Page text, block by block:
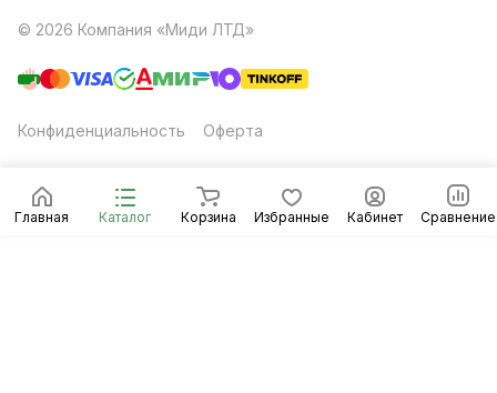
Главная Каталог Корзина Избранные Кабинет Сравнение
© 2026 Компания «Миди ЛТД»
Конфиденциальность Оферта